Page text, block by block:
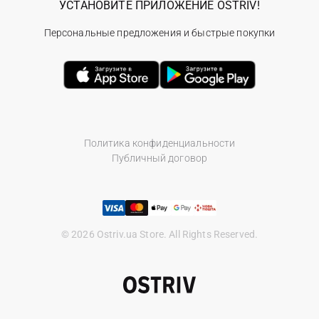
Политика конфиденциальности
Публичный договор
© 2026 Ostriv.ua Store. All Rights Reserved.
УСТАНОВИТЕ ПРИЛОЖЕНИЕ OSTRIV!
Персональные предложения и быстрые покупки